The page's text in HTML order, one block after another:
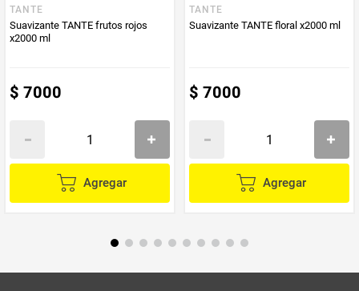
TANTE
Suavizante TANTE frutos rojos
x2000 ml
$ 7000
Agregar
TANTE
Suavizante TANTE floral x2000 ml
$ 7000
Agregar